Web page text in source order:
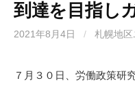
到達を目指し
2021年8月4日 / 札幌地
７月３０日、労働政策研